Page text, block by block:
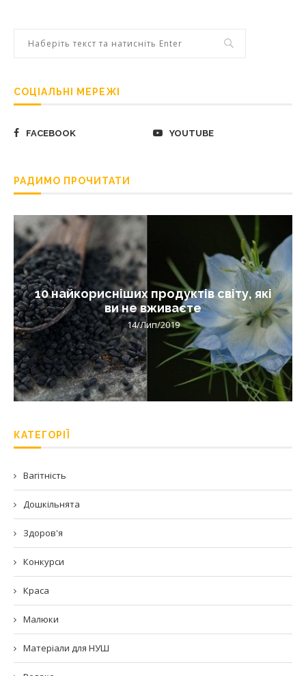
СОЦІАЛЬНІ МЕРЕЖІ
FACEBOOK YOUTUBE
РАДИМО ПРОЧИТАТИ
10 найкорисніших продуктів світу, які
ви не вживаєте
14/Лип/2019
КАТЕГОРІЇ
Вагітність
Дошкільнята
Здоров'я
Конкурси
Краса
Малюки
Матеріали для НУШ